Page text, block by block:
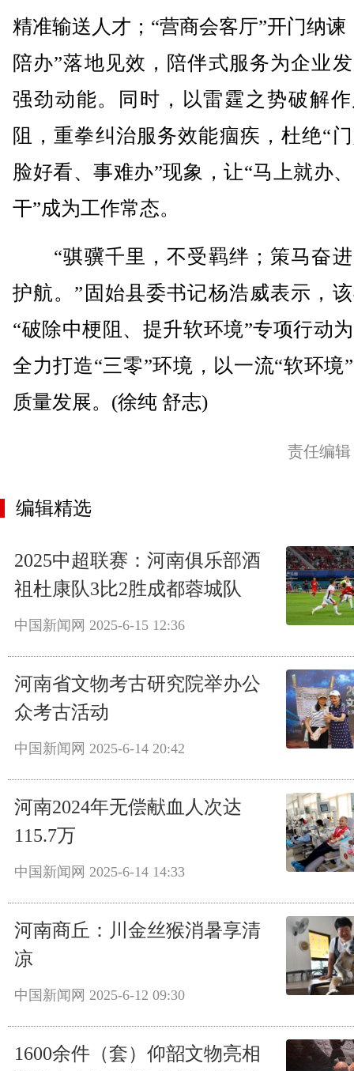
精准输送人才；“营商会客厅”开门纳谏
陪办”落地见效，陪伴式服务为企业
强劲动能。同时，以雷霆之势破解
阻，重拳纠治服务效能痼疾，杜绝“
脸好看、事难办”现象，让“马上就办
干”成为工作常态。
“骐骥千里，不受羁绊；策马奋进
护航。”固始县委书记杨浩威表示，
“破除中梗阻、提升软环境”专项行动
全力打造“三零”环境，以一流“软环境
质量发展。(徐纯 舒志)
责任编
编辑精选
2025中超联赛：河南俱乐部酒
祖杜康队3比2胜成都蓉城队
中国新闻网 2025-6-15 12:36
河南省文物考古研究院举办公
众考古活动
中国新闻网 2025-6-14 20:42
河南2024年无偿献血人次达
115.7万
中国新闻网 2025-6-14 14:33
河南商丘：川金丝猴消暑享清
凉
中国新闻网 2025-6-12 09:30
1600余件（套）仰韶文物亮相